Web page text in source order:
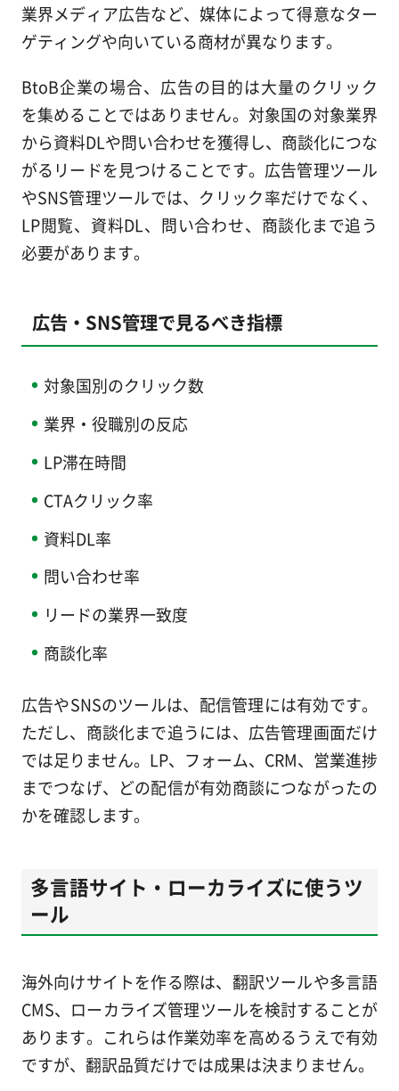
業界メディア広告など、媒体によって得意なター
ゲティングや向いている商材が異なります。
BtoB企業の場合、広告の目的は大量のクリック
を集めることではありません。対象国の対象業界
から資料DLや問い合わせを獲得し、商談化につな
がるリードを見つけることです。広告管理ツール
やSNS管理ツールでは、クリック率だけでなく、
LP閲覧、資料DL、問い合わせ、商談化まで追う
必要があります。
広告・SNS管理で見るべき指標
対象国別のクリック数
業界・役職別の反応
LP滞在時間
CTAクリック率
資料DL率
問い合わせ率
リードの業界一致度
商談化率
広告やSNSのツールは、配信管理には有効です。
ただし、商談化まで追うには、広告管理画面だけ
では足りません。LP、フォーム、CRM、営業進捗
までつなげ、どの配信が有効商談につながったの
かを確認します。
多言語サイト・ローカライズに使うツ
ール
海外向けサイトを作る際は、翻訳ツールや多言語
CMS、ローカライズ管理ツールを検討することが
あります。これらは作業効率を高めるうえで有効
ですが、翻訳品質だけでは成果は決まりません。